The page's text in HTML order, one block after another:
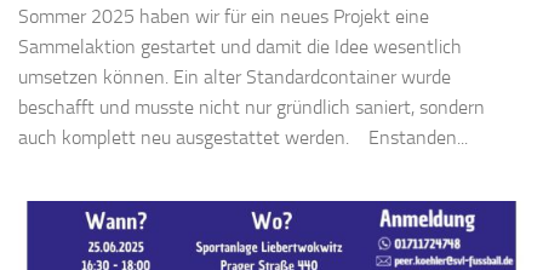
Sommer 2025 haben wir für ein neues Projekt eine
Sammelaktion gestartet und damit die Idee wesentlich
umsetzen können. Ein alter Standardcontainer wurde
beschafft und musste nicht nur gründlich saniert, sondern
auch komplett neu ausgestattet werden. Enstanden...